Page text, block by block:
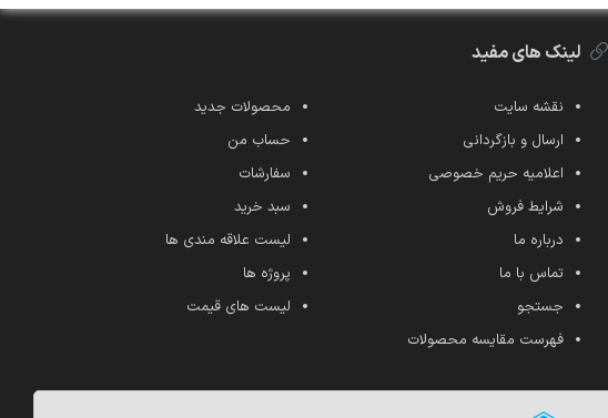
لینک های مفید
نقشه سایت
ارسال و بازگردانی
اعلامیه حریم خصوصی
شرایط فروش
درباره ما
تماس با ما
جستجو
فهرست مقایسه محصولات
محصولات جدید
حساب من
سفارشات
سبد خرید
لیست علاقه مندی ها
پروژه ها
لیست های قیمت